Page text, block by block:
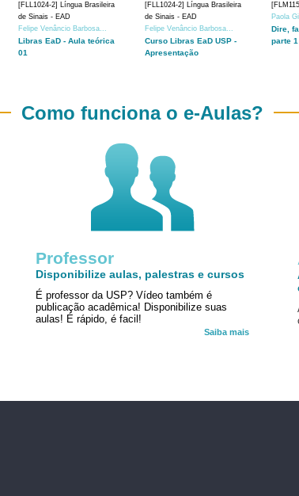
[FLL1024-2] Língua Brasileira
de Sinais - EAD
Felipe Venâncio Barbosa...
Libras EaD - Aula teórica
01
[FLL1024-2] Língua Brasileira
de Sinais - EAD
Felipe Venâncio Barbosa...
Curso Libras EaD USP -
Apresentação
Paola
Dire,
parte 1
Como funciona o e-Aulas?
Professor
Disponibilize aulas, palestras e cursos
É professor da USP? Vídeo também é
publicação acadêmica! Disponibilize suas
aulas! É rápido, é facil!
Saiba mais